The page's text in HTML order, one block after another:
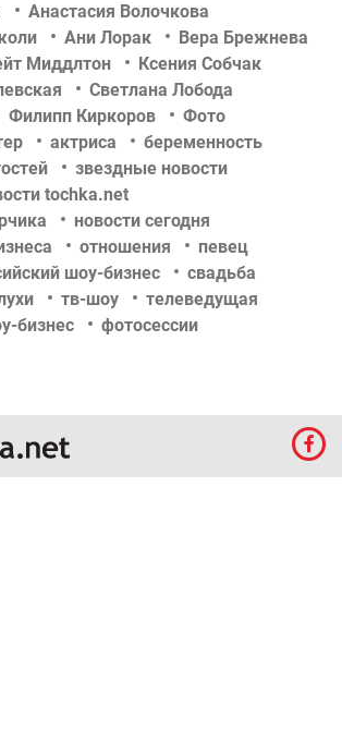
Анастасия Волочкова
Ани Лорак
Вера Брежнева
Миддлтон
Ксения Собчак
Светлана Лобода
Филипп Киркоров
Фото
актриса
беременность
звездные новости
tochka.net
новости сегодня
отношения
певец
шоу-бизнес
свадьба
тв-шоу
телеведущая
бизнес
фотосессии